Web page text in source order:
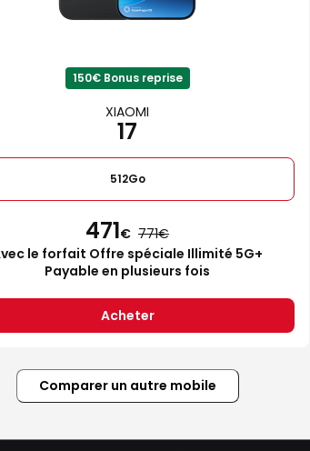
150€ Bonus reprise
XIAOMI
17
512Go
471€ 771
le forfait Offre spéciale Illimité 5G+
Payable en plusieurs fois
Acheter
Comparer un autre mobile